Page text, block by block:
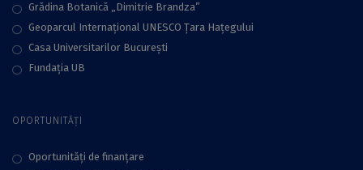
Grădina Botanică „Dimitrie Brandza”
Geoparcul Internațional UNESCO Țara Hațegului
Casa Universitarilor București
Fundaţia UB
OPORTUNITĂȚI
Oportunități de finanțare